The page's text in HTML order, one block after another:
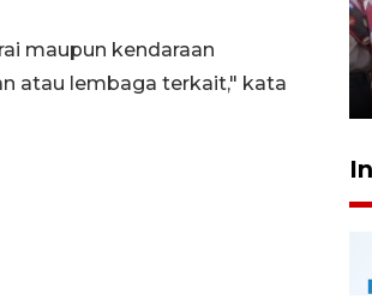
maupun kendaraan
atau lembaga terkait," kata
Timur
2026 19:09